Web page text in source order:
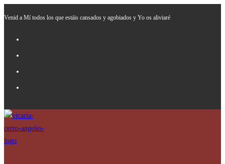
Venid a Mí todos los que estáis cansados y agobiados y Yo os aliviaré